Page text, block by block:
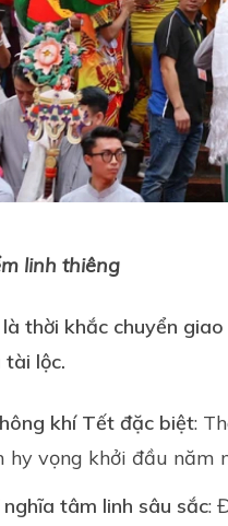
linh thiêng
thời khắc chuyển
tài lộc.
khí Tết đặc biệt:
hy vọng khởi đầu năm
nghĩa tâm linh sâu sắc: